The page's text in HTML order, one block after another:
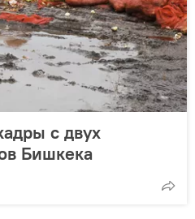
с двух
Бишкека